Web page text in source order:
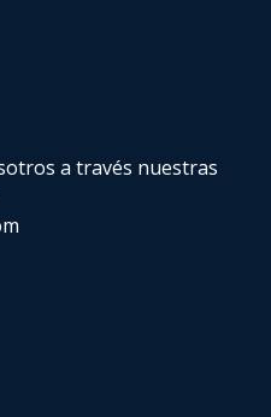
a través nuestras